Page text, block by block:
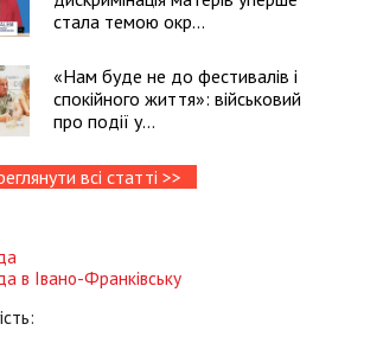
стала темою окр...
«Нам буде не до фестивалів і
спокійного життя»: військовий
про події у...
всі статті >>
в Івано-Франківську